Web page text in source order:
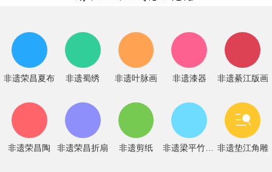
非遗荣昌夏布 非遗蜀绣 非遗叶脉画 非遗漆器 非遗綦江版画
非遗荣昌陶 非遗荣昌折扇 非遗剪纸 非遗梁平竹帘画 非遗垫江角雕